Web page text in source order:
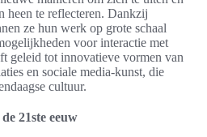
heen te reflecteren. Dankzij
ze hun werk op grote schaal
voor interactie met
geleid tot innovatieve vormen van
en sociale media-kunst, die
cultuur.
21ste eeuw